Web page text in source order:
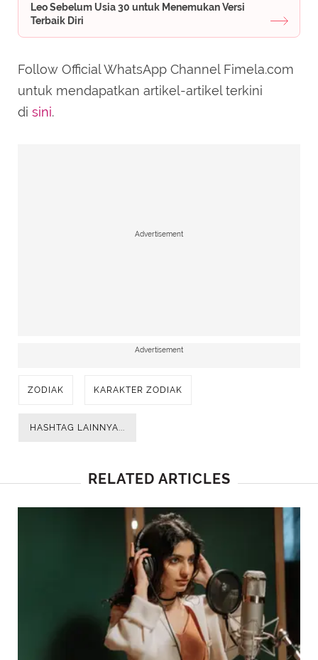
Leo Sebelum Usia 30 untuk Menemukan Versi
Terbaik Diri
Follow Official WhatsApp Channel Fimela.com
untuk mendapatkan artikel-artikel terkini
di sini.
Advertisement
Advertisement
ZODIAK KARAKTER ZODIAK
HASHTAG LAINNYA...
RELATED ARTICLES